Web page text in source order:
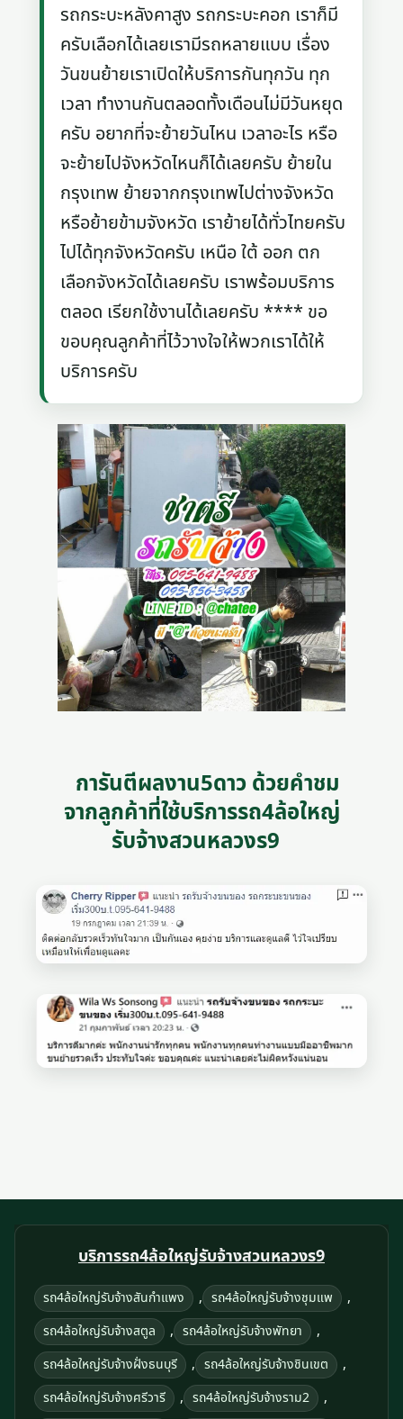
รถกระบะหลังคาสูง รถกระบะคอก เราก็มี
ครับเลือกได้เลยเรามีรถหลายแบบ เรื่อง
วันขนย้ายเราเปิดให้บริการกันทุกวัน ทุก
เวลา ทำงานกันตลอดทั้งเดือนไม่มีวันหยุด
ครับ อยากที่จะย้ายวันไหน เวลาอะไร หรือ
จะย้ายไปจังหวัดไหนก็ได้เลยครับ ย้ายใน
กรุงเทพ ย้ายจากกรุงเทพไปต่างจังหวัด
หรือย้ายข้ามจังหวัด เราย้ายได้ทั่วไทยครับ
ไปได้ทุกจังหวัดครับ เหนือ ใต้ ออก ตก
เลือกจังหวัดได้เลยครับ เราพร้อมบริการ
ตลอด เรียกใช้งานได้เลยครับ **** ขอ
ขอบคุณลูกค้าที่ไว้วางใจให้พวกเราได้ให้
บริการครับ
การันตีผลงาน5ดาว ด้วยคำชม
จากลูกค้าที่ใช้บริการรถ4ล้อใหญ่
รับจ้างสวนหลวงร9
บริการรถ4ล้อใหญ่รับจ้างสวนหลวงร9
รถ4ล้อใหญ่รับจ้างสันกำแพง , รถ4ล้อใหญ่รับจ้างชุมแพ ,
รถ4ล้อใหญ่รับจ้างสตูล , รถ4ล้อใหญ่รับจ้างพัทยา ,
รถ4ล้อใหญ่รับจ้างฝั่งธนบุรี , รถ4ล้อใหญ่รับจ้างชินเขต ,
รถ4ล้อใหญ่รับจ้างศรีวารี , รถ4ล้อใหญ่รับจ้างราม2 ,